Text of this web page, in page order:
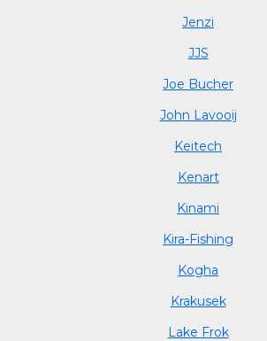
Jenzi
JJS
Joe Bucher
John Lavooij
Keitech
Kenart
Kinami
Kira-Fishing
Kogha
Krakusek
Lake Frok